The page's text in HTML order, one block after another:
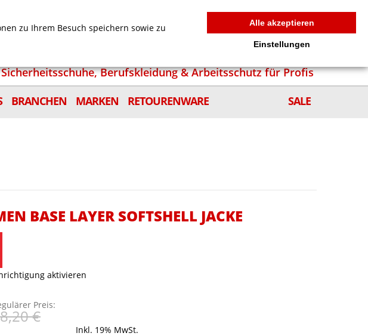
MEIN WARENKORB 0
Sicherheitsschuhe, Berufskleidung & Arbeitsschutz für Profis
BRANCHEN MARKEN RETOURENWARE SALE
BASE LAYER SOFTSHELL JACKE
aktivieren
Preis:
€
Inkl. 19% MwSt.
zu Ihrem Besuch speichern sowie zu
Alle akzeptieren
Einstellungen